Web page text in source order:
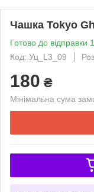
Чашка Tokyo
Готово до відправки
Код: Уц_L3_09
180 ₴
Мінімальна сума